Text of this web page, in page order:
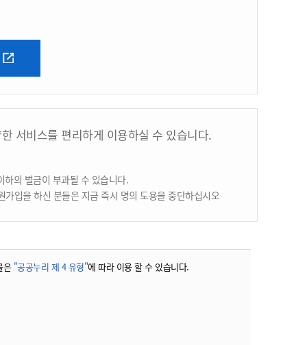
서비스를 편리하게 이용하실 수 있습니다.
의 벌금이 부과될 수 있습니다.
입을 하신 분들은 지금 즉시 명의 도용을 중단하십시오
은 "공공누리 제 4 유형"에 따라 이용 할 수 있습니다.